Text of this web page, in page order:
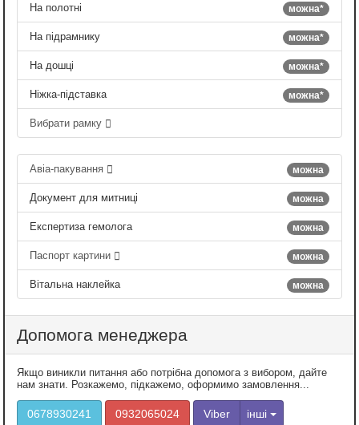
можна*
На полотні
можна*
На підрамнику
можна*
На дошці
можна*
Ніжка-підставка
Вибрати рамку
можна
Авіа-пакування
можна
Документ для митниці
можна
Експертиза гемолога
можна
Паспорт картини
можна
Вітальна наклейка
Допомога менеджера
Якщо виникли питання або потрібна допомога з вибором, дайте
нам знати. Розкажемо, підкажемо, оформимо замовлення...
0678930241 0932065024 Viber інші